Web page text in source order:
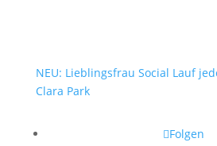
NEU: Lieblingsfrau Social Lauf
Clara Park
Folgen